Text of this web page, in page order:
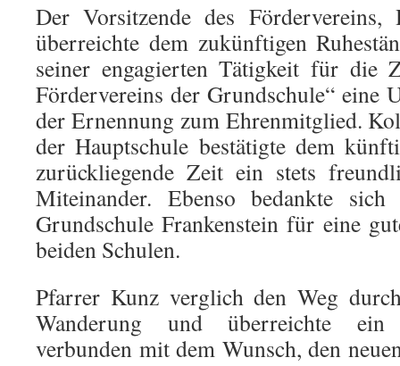
Der Vorsitzende des
überreichte dem zukünftigen
seiner engagierten Tätigkeit für die
Fördervereins der Grundschule“ eine
der Ernennung zum Ehrenmitglied.
der Hauptschule bestätigte dem
zurückliegende Zeit ein stets
Miteinander. Ebenso bedankte
Grundschule Frankenstein für eine
beiden Schulen.
Pfarrer Kunz verglich den Weg
Wanderung und überreichte ein
verbunden mit dem Wunsch, den